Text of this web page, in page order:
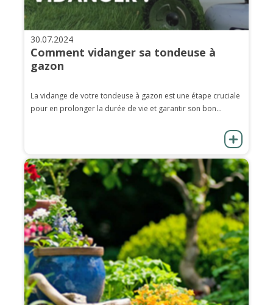
30.07.2024
Comment vidanger sa tondeuse à
gazon
La vidange de votre tondeuse à gazon est une étape cruciale
pour en prolonger la durée de vie et garantir son bon...